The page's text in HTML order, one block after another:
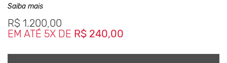
podem levar até 10 dias para ficarem prontas
dependendo da disponiblidade do nosso Studio de
Criação.
reciclando tudo que podia para não haver sobras que
Saiba mais
R$ 1.200,00
EM ATÉ 5X DE R$ 240,00